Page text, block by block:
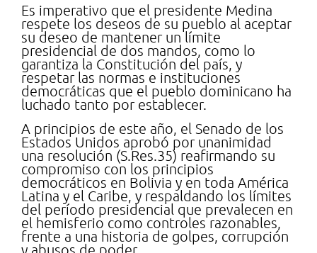
Es imperativo que el presidente Medina
respete los deseos de su pueblo al aceptar
su deseo de mantener un límite
presidencial de dos mandos, como lo
garantiza la Constitución del país, y
respetar las normas e instituciones
democráticas que el pueblo dominicano ha
luchado tanto por establecer.
A principios de este año, el Senado de los
Estados Unidos aprobó por unanimidad
una resolución (S.Res.35) reafirmando su
compromiso con los principios
democráticos en Bolivia y en toda América
Latina y el Caribe, y respaldando los límites
del período presidencial que prevalecen en
el hemisferio como controles razonables,
frente a una historia de golpes, corrupción
y abusos de poder.